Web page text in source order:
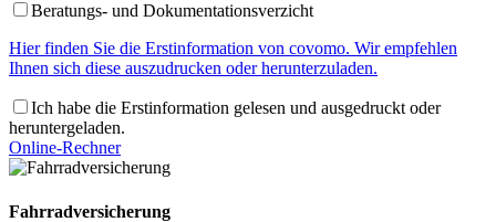
Beratungs- und Dokumentationsverzicht
Hier finden Sie die Erstinformation von covomo. Wir empfehlen
Ihnen sich diese auszudrucken oder herunterzuladen.
Ich habe die Erstinformation gelesen und ausgedruckt oder
heruntergeladen.
Online-Rechner
Fahrradversicherung